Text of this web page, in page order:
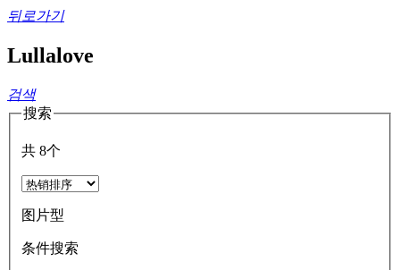
뒤로가기
Lullalove
검색
搜索
共 8个
图片型
条件搜索